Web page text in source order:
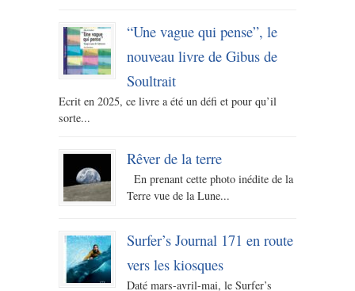
“Une vague qui pense”, le
nouveau livre de Gibus de
Soultrait
Ecrit en 2025, ce livre a été un défi et pour qu’il
sorte...
Rêver de la terre
En prenant cette photo inédite de la
Terre vue de la Lune...
Surfer’s Journal 171 en route
vers les kiosques
Daté mars-avril-mai, le Surfer’s